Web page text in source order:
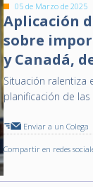
05 de Marzo de 2025
Aplicación
sobre
y Canadá,
Situación ralentiza
planificación de
Enviar a un Colega
Compartir en redes